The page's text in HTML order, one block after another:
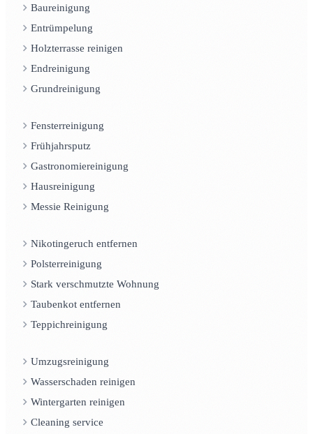
Baureinigung
Entrümpelung
Holzterrasse reinigen
Endreinigung
Grundreinigung
Fensterreinigung
Frühjahrsputz
Gastronomiereinigung
Hausreinigung
Messie Reinigung
Nikotingeruch entfernen
Polsterreinigung
Stark verschmutzte Wohnung
Taubenkot entfernen
Teppichreinigung
Umzugsreinigung
Wasserschaden reinigen
Wintergarten reinigen
Cleaning service